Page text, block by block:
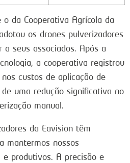
da Cooperativa Agrícola da
os drones pulverizadores
seus associados. Após a
a cooperativa registrou
custos de aplicação de
uma redução significativa no
manual.
da Eavision têm
mantermos nossos
e produtivos. A precisão e